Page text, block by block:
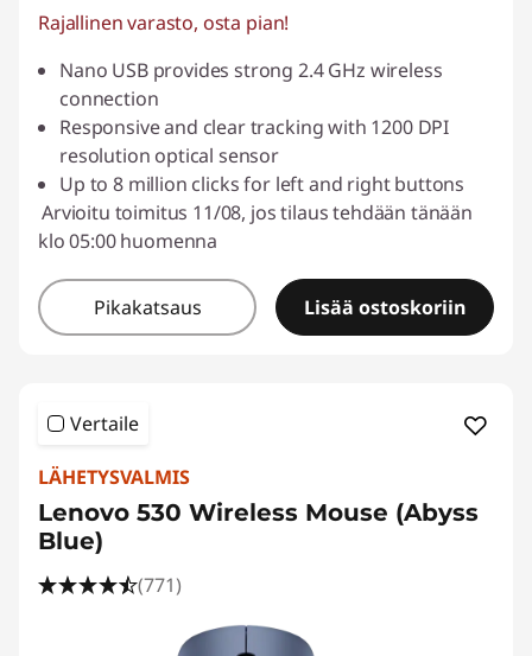
Rajallinen varasto, osta pian!
Nano USB provides strong 2.4 GHz wireless
connection
Responsive and clear tracking with 1200 DPI
resolution optical sensor
Up to 8 million clicks for left and right buttons
Arvioitu toimitus 11/08, jos tilaus tehdään tänään
klo 05:00 huomenna
Pikakatsaus Lisää ostoskoriin
Vertaile
LÄHETYSVALMIS
Lenovo 530 Wireless Mouse (Abyss
Blue)
(771)